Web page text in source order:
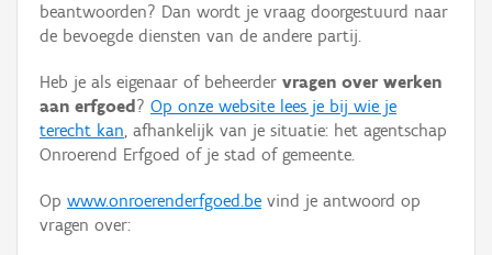
Persoon of collectief
Hergebruik
Aanmelden
beantwoorden? Dan wordt je vraag doorgestuurd naar
de bevoegde diensten van de andere partij.
Heb je als eigenaar of beheerder vragen over werken
aan erfgoed ? Op onze website lees je bij wie je
terecht kan, afhankelijk van je situatie: het agentschap
Onroerend Erfgoed of je stad of gemeente.
Op www.onroerenderfgoed.be vind je antwoord op
vragen over: